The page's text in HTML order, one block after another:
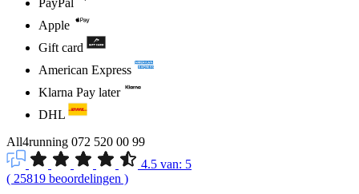
PayPal
Apple
Gift card
American Express
Klarna Pay later
DHL
All4running 072 520 00 99
4.5 van: 5
( 25819 beoordelingen )